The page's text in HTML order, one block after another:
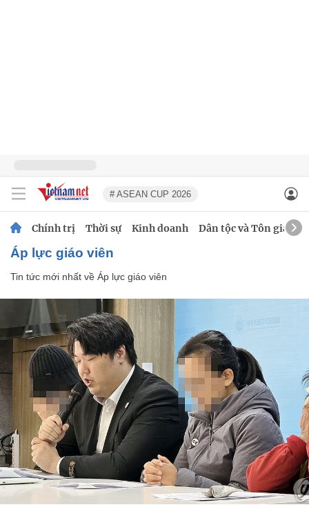
# ASEAN CUP 2026
Chính trị Thời sự Kinh doanh Dân tộc và Tôn giáo
Áp lực giáo viên
Tin tức mới nhất về Áp lực giáo viên